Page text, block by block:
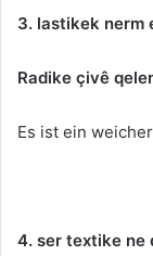
3. lastikek nerm
Radike çivê
Es ist ein
4. ser textike ne